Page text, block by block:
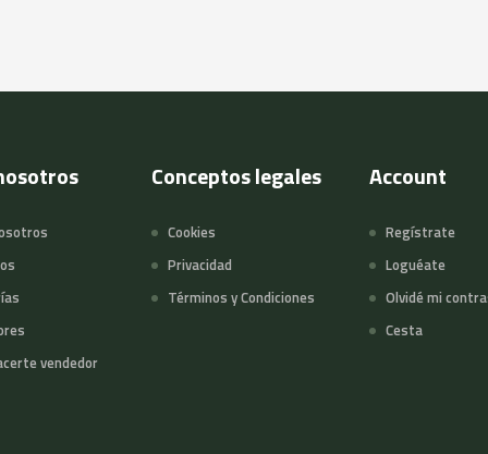
vendedor
Conceptos legales
Cookies
Privacidad
Términos y Condiciones
Account
Regístrate
Loguéate
Olvidé mi
Cesta